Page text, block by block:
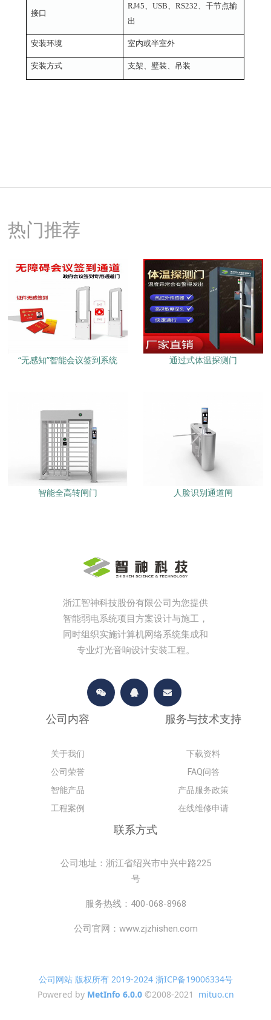
接口
RJ45、USB 、RS232、干节点输
出
安装环境 室内或半室外
安装方式 支架、壁装、吊装
热门推荐
“无感知”智能会议签到系统 通过式体温探测门
智能全高转闸门 人脸识别通道闸
浙江智神科技股份有限公司为您提供
智能弱电系统项目方案设计与施工，
同时组织实施计算机网络系统集成和
专业灯光音响设计安装工程。
公司内容
关于我们
公司荣誉
智能产品
工程案例
服务与技术支持
下载资料
FAQ问答
产品服务政策
在线维修申请
联系方式
公司地址：浙江省绍兴市中兴中路225
号
服务热线：400-068-8968
公司官网：www.zjzhishen.com
公司网站 版权所有 2019-2024 浙ICP备19006334号
Powered by MetInfo 6.0.0©2008-2021 mituo.cn